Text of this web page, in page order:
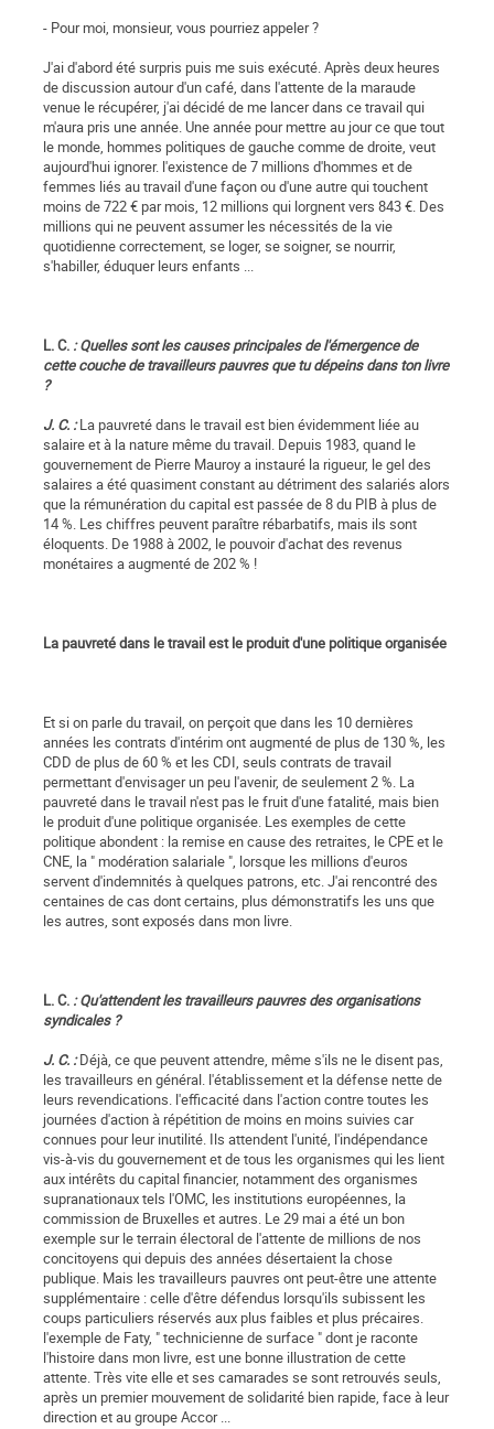
- Pour moi, monsieur, vous pourriez appeler ?
J'ai d'abord été surpris puis me suis exécuté. Après deux heures
de discussion autour d'un café, dans l'attente de la maraude
venue le récupérer, j'ai décidé de me lancer dans ce travail qui
m'aura pris une année. Une année pour mettre au jour ce que tout
le monde, hommes politiques de gauche comme de droite, veut
aujourd'hui ignorer. l'existence de 7 millions d'hommes et de
femmes liés au travail d'une façon ou d'une autre qui touchent
moins de 722 € par mois, 12 millions qui lorgnent vers 843 €. Des
millions qui ne peuvent assumer les nécessités de la vie
quotidienne correctement, se loger, se soigner, se nourrir,
s'habiller, éduquer leurs enfants ...
L. C. : Quelles sont les causes principales de l'émergence de
cette couche de travailleurs pauvres que tu dépeins dans ton livre
?
J. C. : La pauvreté dans le travail est bien évidemment liée au
salaire et à la nature même du travail. Depuis 1983, quand le
gouvernement de Pierre Mauroy a instauré la rigueur, le gel des
salaires a été quasiment constant au détriment des salariés alors
que la rémunération du capital est passée de 8 du PIB à plus de
14 %. Les chiffres peuvent paraître rébarbatifs, mais ils sont
éloquents. De 1988 à 2002, le pouvoir d'achat des revenus
monétaires a augmenté de 202 % !
La pauvreté dans le travail est le produit d'une politique organisée
Et si on parle du travail, on perçoit que dans les 10 dernières
années les contrats d'intérim ont augmenté de plus de 130 %, les
CDD de plus de 60 % et les CDI, seuls contrats de travail
permettant d'envisager un peu l'avenir, de seulement 2 %. La
pauvreté dans le travail n'est pas le fruit d'une fatalité, mais bien
le produit d'une politique organisée. Les exemples de cette
politique abondent : la remise en cause des retraites, le CPE et le
CNE, la " modération salariale ", lorsque les millions d'euros
servent d'indemnités à quelques patrons, etc. J'ai rencontré des
centaines de cas dont certains, plus démonstratifs les uns que
les autres, sont exposés dans mon livre.
L. C. : Qu'attendent les travailleurs pauvres des organisations
syndicales ?
J. C. :Déjà, ce que peuvent attendre, même s'ils ne le disent pas,
les travailleurs en général. l'établissement et la défense nette de
leurs revendications. l'efficacité dans l'action contre toutes les
journées d'action à répétition de moins en moins suivies car
connues pour leur inutilité. Ils attendent l'unité, l'indépendance
vis-à-vis du gouvernement et de tous les organismes qui les lient
aux intérêts du capital financier, notamment des organismes
supranationaux tels l'OMC, les institutions européennes, la
commission de Bruxelles et autres. Le 29 mai a été un bon
exemple sur le terrain électoral de l'attente de millions de nos
concitoyens qui depuis des années désertaient la chose
publique. Mais les travailleurs pauvres ont peut-être une attente
supplémentaire : celle d'être défendus lorsqu'ils subissent les
coups particuliers réservés aux plus faibles et plus précaires.
l'exemple de Faty, " technicienne de surface " dont je raconte
l'histoire dans mon livre, est une bonne illustration de cette
attente. Très vite elle et ses camarades se sont retrouvés seuls,
après un premier mouvement de solidarité bien rapide, face à leur
direction et au groupe Accor ...